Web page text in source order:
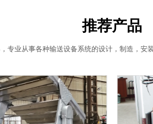
推荐产品
专业从事各种输送设备系统的设计，制造，安